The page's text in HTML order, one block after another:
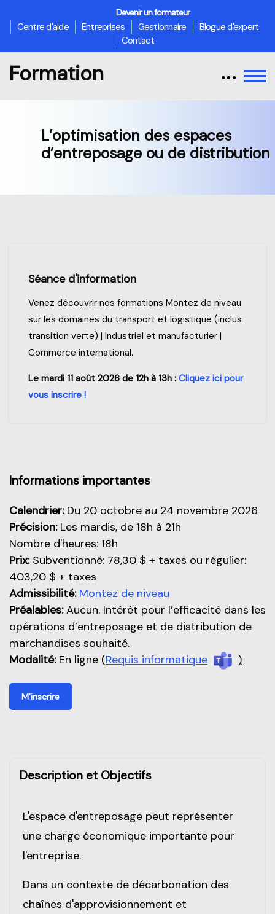
Devenir un formateur
Centre d'aide Entreprises Gestionnaire
Blogue d'expert
Contact
Formation
L’optimisation des espaces
d’entreposage ou de distribution
Séance d'information
Venez découvrir nos formations Montez de niveau
sur les domaines du transport et logistique (inclus
transition verte) | Industriel et manufacturier |
Commerce international.
Le mardi 11 août 2026 de 12h à 13h : Cliquez ici pour
vous inscrire !
Informations importantes
Calendrier:Du 20 octobre au 24 novembre 2026
Précision:Les mardis, de 18h à 21h
Nombre d'heures: 18h
Prix: Subventionné: 78,30 $ + taxes ou régulier:
403,20 $ + taxes
Admissibilité: Montez de niveau
Préalables:Aucun. Intérêt pour l’efficacité dans les
opérations d’entreposage et de distribution de
marchandises souhaité.
Modalité:En ligne (Requis informatique )
M'inscrire
Description et Objectifs
L'espace d'entreposage peut représenter
une charge économique importante pour
l'entreprise.
Dans un contexte de décarbonation des
chaînes d'approvisionnement et